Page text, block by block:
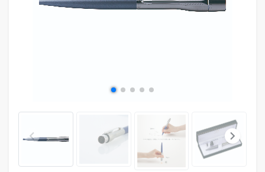
keyboard_arrow_left keyboard_arrow_right